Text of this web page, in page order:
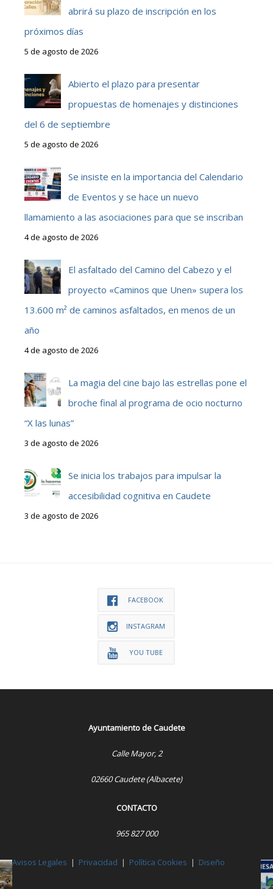
abrirá su plazo de inscripción en los
próximos días
5 de agosto de 2026
Abierto el plazo para presentar
propuestas de homenajes y distinciones
del 6 de septiembre
5 de agosto de 2026
Se insiste en la importancia del Calendario
de Eventos y se hace un nuevo
llamamiento a las asociaciones para que se inscriban
4 de agosto de 2026
El asfaltado del Camino del Cabezo y el
proyecto «Caminos que Unen» supera los
13.600 m² de caminos asfaltados, en menos de un
año
4 de agosto de 2026
La magia del cine bajo las estrellas pone el
broche final al programa de ocio nocturno
“X las lunas”
3 de agosto de 2026
Se inicia los trabajos para impulsar la
accesibilidad cognitiva en Caudete
3 de agosto de 2026
FACEBOOK
INSTAGRAM
YOU TUBE
Ayuntamiento de Caudete
Calle Mayor, 2
02660 Caudete (Albacete)
CONTACTO
965 827 000
Avisos Legales | Privacidad | Política Cookies | Diseño